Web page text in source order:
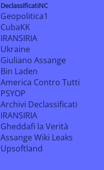
DeclassificatiNC
Geopolitica1
CubaKK
IRANSIRIA
Ukraine
Giuliano Assange
Bin Laden
America Contro Tutti
PSYOP
Archivi Declassificati
IRANSIRIA
Gheddafi la Verità
Assange Wiki Leaks
Upsoftland